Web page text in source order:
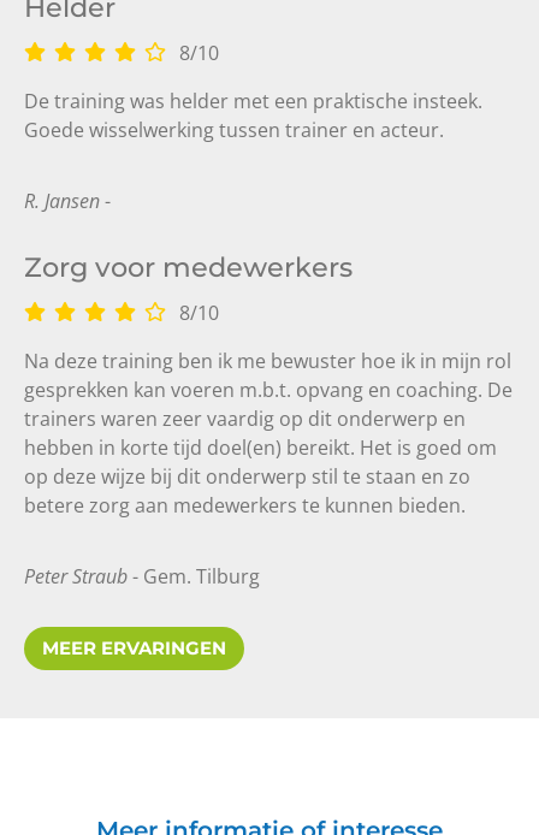
Helder
8/10
De training was helder met een praktische insteek.
Goede wisselwerking tussen trainer en acteur.
R. Jansen-
Zorg voor medewerkers
8/10
Na deze training ben ik me bewuster hoe ik in mijn rol
gesprekken kan voeren m.b.t. opvang en coaching. De
trainers waren zeer vaardig op dit onderwerp en
hebben in korte tijd doel(en) bereikt. Het is goed om
op deze wijze bij dit onderwerp stil te staan en zo
betere zorg aan medewerkers te kunnen bieden.
Peter Straub- Gem. Tilburg
MEER ERVARINGEN